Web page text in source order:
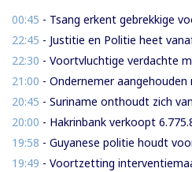
00:45 - Tsang erkent gebrekkige voorbereiding
22:45 - Justitie en Politie heet vanaf
22:30 - Voortvluchtige verdachte mensenhandel aangehouden
21:00 - Ondernemer aangehouden na schietpartij;
20:45 - Suriname onthoudt zich van stemming over
20:00 - Hakrinbank verkoopt 6.775.859 aandelen in DSB
19:58 - Guyanese politie houdt voortvluchtige
19:49 - Voortzetting interventiemaatregelen KPS resulteren steeds weer in aantal